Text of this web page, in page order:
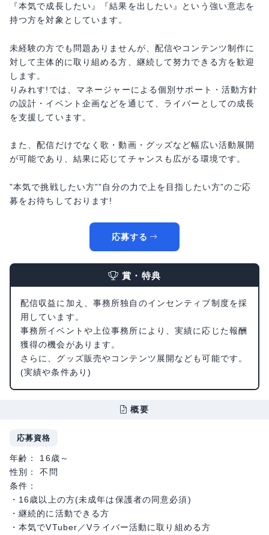
『本気で成長したい』『結果を出したい』という強い意志を
持つ方を対象としています。
未経験の方でも問題ありませんが、配信やコンテンツ制作に
対して主体的に取り組める方、継続して努力できる方を歓迎
します。
りみれす!では、マネージャーによる個別サポート・活動方針
の設計・イベント企画などを通じて、ライバーとしての成長
を支援しています。
また、配信だけでなく歌・動画・グッズなど幅広い活動展開
が可能であり、結果に応じてチャンスも広がる環境です。
”本気で挑戦したい方””自分の力で上を目指したい方”のご応
募をお待ちしております!
応募する
賞・特典
配信収益に加え、事務所独自のインセンティブ制度を採
用しています。
事務所イベントや上位事務所により、実績に応じた報酬
獲得の機会があります。
さらに、グッズ販売やコンテンツ展開なども可能です。
(実績や条件あり)
概要
応募資格
年齢： 16歳～
性別： 不問
条件：
・16歳以上の方(未成年は保護者の同意必須)
・継続的に活動できる方
・本気でVTuber／Vライバー活動に取り組める方